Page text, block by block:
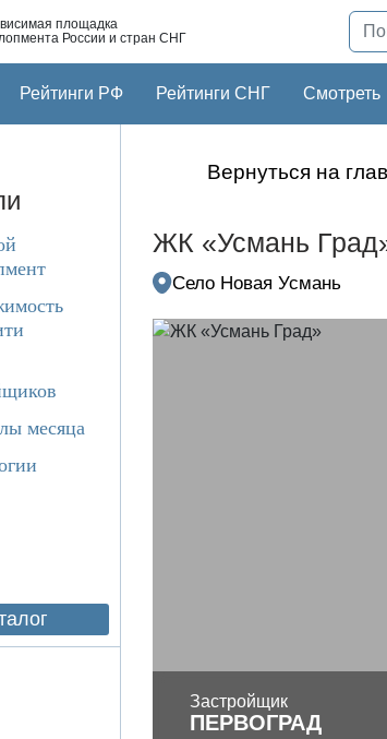
площадка
России и стран СНГ
Рейтинги РФ Рейтинги СНГ Смотреть
месяца
Вернуться на
ЖК «Усмань
Село Новая Усмань
Застройщик
ПЕРВОГРАД